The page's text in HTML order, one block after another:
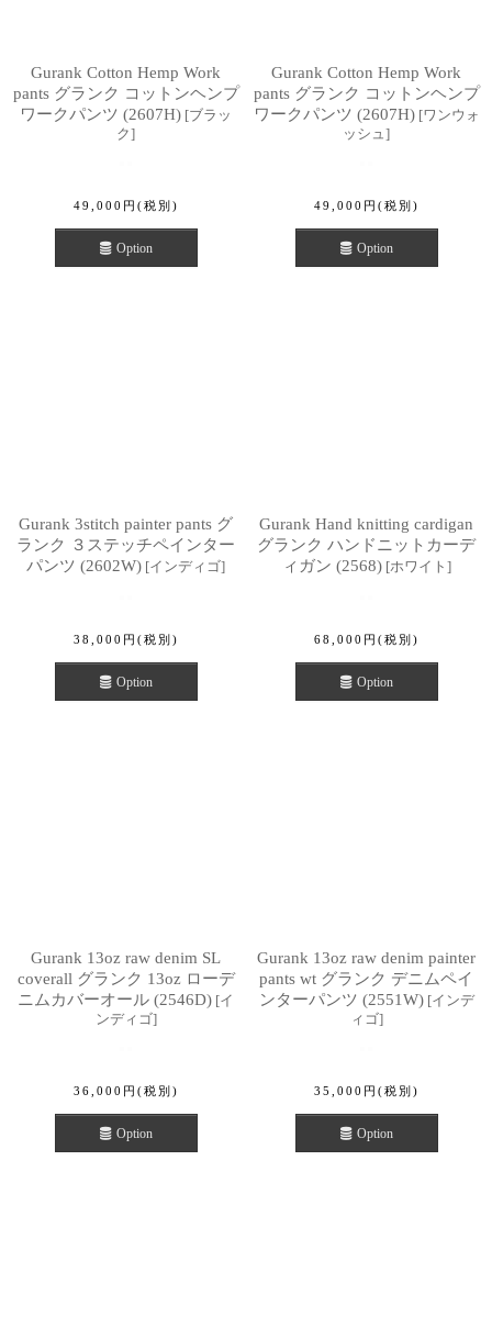
Gurank Cotton Hemp Work
pants グランク コットンヘンプ
ワークパンツ (2607H) [ブラッ
ク]
49,000 円 (税別)
Option
Gurank Cotton Hemp Work
pants グランク コットンヘンプ
ワークパンツ (2607H) [ワンウォ
ッシュ]
49,000 円 (税別)
Option
Gurank 3stitch painter pants グ
ランク ３ステッチペインター
パンツ (2602W) [インディゴ]
38,000 円 (税別)
Option
Gurank Hand knitting cardigan
グランク ハンドニットカーデ
ィガン (2568) [ホワイト ]
68,000 円 (税別)
Option
Gurank 13oz raw denim SL
coverall グランク 13oz ローデ
ニムカバーオール (2546D) [イ
ンディゴ]
36,000 円 (税別)
Option
Gurank 13oz raw denim painter
pants wt グランク デニムペイ
ンターパンツ (2551W) [インデ
ィゴ]
35,000 円 (税別)
Option